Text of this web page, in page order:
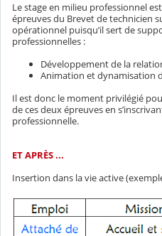
Le stage en milieu professionnel
épreuves du Brevet de technicien
opérationnel puisqu’il sert de
professionnelles :
Développement de la
Animation et dynamisation
Il est donc le moment privilégié
de ces deux épreuves en
professionnelle.
ET APRÈS ...
Insertion dans la vie active